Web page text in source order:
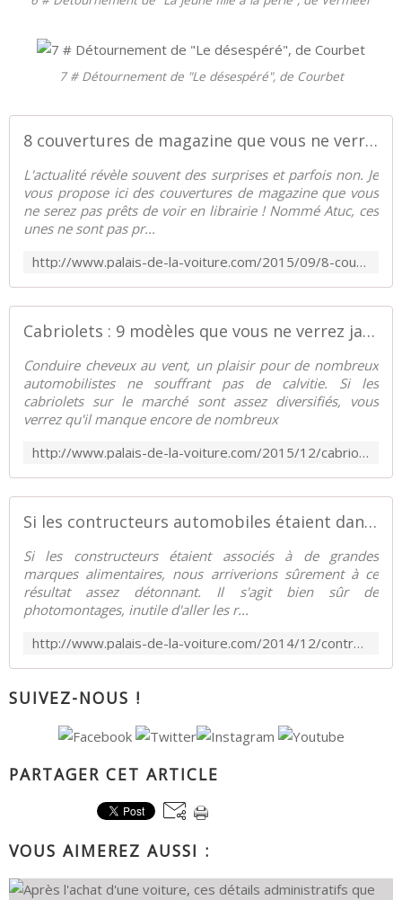
7 # Détournement de "Le désespéré", de Courbet
8 couvertures de magazine que vous ne verrez jamais - Palais-de-la-Voiture.com
L'actualité révèle souvent des surprises et parfois non. Je
vous propose ici des couvertures de magazine que vous
ne serez pas prêts de voir en librairie ! Nommé Atuc, ces
unes ne sont pas pr...
http://www.palais-de-la-voiture.com/2015/09/8-couvertures-de-magazine-que-vous-ne-verrez-jamais.html
Cabriolets : 9 modèles que vous ne verrez jamais ! - Palais-de-la-Voiture.com
Conduire cheveux au vent, un plaisir pour de nombreux
automobilistes ne souffrant pas de calvitie. Si les
cabriolets sur le marché sont assez diversifiés, vous
verrez qu'il manque encore de nombreux
http://www.palais-de-la-voiture.com/2015/12/cabriolets-8-modeles-que-vous-ne-verrez-jamais.html
Si les contructeurs automobiles étaient dans l'alimentaire... - Palais-de-la-Voiture.com
Si les constructeurs étaient associés à de grandes
marques alimentaires, nous arriverions sûrement à ce
résultat assez détonnant. Il s'agit bien sûr de
photomontages, inutile d'aller les r...
http://www.palais-de-la-voiture.com/2014/12/contructeurs-automobiles-dans-alimentaire.html
SUIVEZ-NOUS !
PARTAGER CET ARTICLE
VOUS AIMEREZ AUSSI :